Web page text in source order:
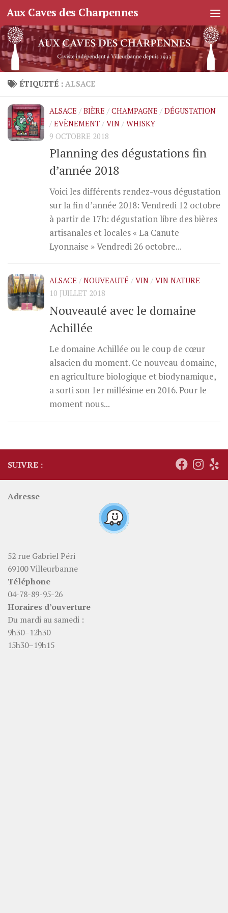
Skip to content
Aux Caves des Charpennes
ÉTIQUETÉ : ALSACE
ALSACE / BIÈRE / CHAMPAGNE / DÉGUSTATION
/ EVÈNEMENT / VIN / WHISKY
9 OCTOBRE 2018
Planning des dégustations fin
d’année 2018
Voici les différents rendez-vous dégustation
sur la fin d’année 2018: Vendredi 12 octobre
à partir de 17h: dégustation libre des bières
artisanales et locales « La Canute
Lyonnaise » Vendredi 26 octobre...
ALSACE / NOUVEAUTÉ / VIN / VIN NATURE
10 JUILLET 2018
Nouveauté avec le domaine
Achillée
Le domaine Achillée ou le coup de cœur
alsacien du moment. Ce nouveau domaine,
en agriculture biologique et biodynamique,
a sorti son 1er millésime en 2016. Pour le
moment nous...
SUIVRE :
Adresse
52 rue Gabriel Péri
69100 Villeurbanne
Téléphone
04-78-89-95-26
Horaires d’ouverture
Du mardi au samedi :
9h30–12h30
15h30–19h15